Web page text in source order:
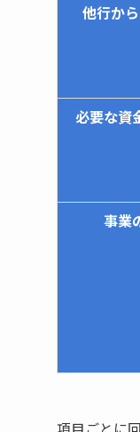
他行か
必要な資
事業